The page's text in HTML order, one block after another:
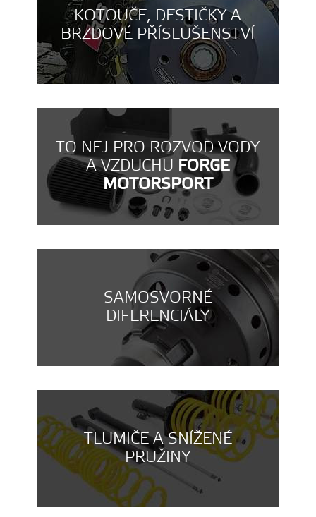
KOTOUČE, DESTIČKY A
BRZDOVÉ PŘÍSLUŠENSTVÍ
TO NEJ PRO ROZVOD VODY
A VZDUCHU FORGE
MOTORSPORT
SAMOSVORNÉ
DIFERENCIÁLY
TLUMIČE A SNÍŽENÉ
PRUŽINY